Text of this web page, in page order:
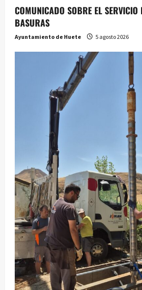
COMUNICADO SOBRE EL SERVICIO
BASURAS
Ayuntamiento de Huete 5 agosto 2026